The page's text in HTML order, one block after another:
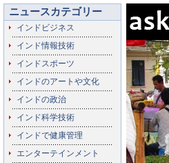
ニュースカテゴリー
インドビジネス
インド情報技術
インドスポーツ
インドのアートや文化
インドの政治
インド科学技術
インドで健康管理
エンターテインメント